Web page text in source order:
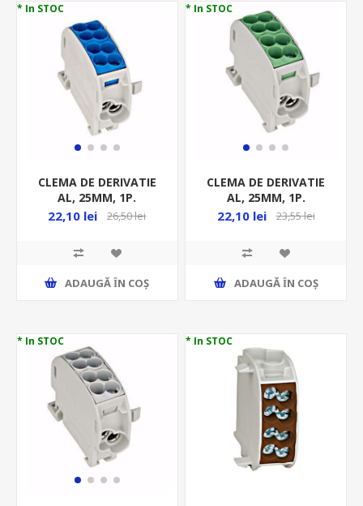
* In STOC
CLEMA DE DERIVATIE
AL, 25MM, 1P.
IZOLATA-ALBASTRU
22,10 lei 26,50 lei
ADAUGĂ ȊN COŞ
* In STOC
CLEMA DE DERIVATIE
AL, 25MM, 1P.
IZOLATA-GALBEN-
22,10 lei 23,55 lei
ADAUGĂ ȊN COŞ
* In STOC * In STOC